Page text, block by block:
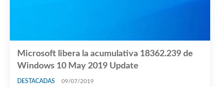
Microsoft libera la acumulativa 18362.239 de
Windows 10 May 2019 Update
DESTACADAS 09/07/2019